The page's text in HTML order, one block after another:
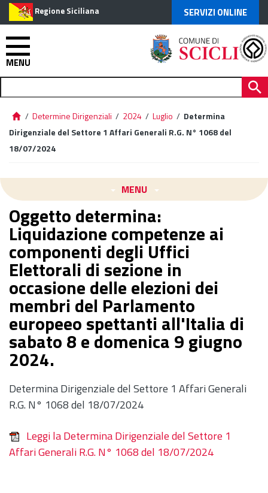
Regione Siciliana SERVIZI ONLINE
MENU
/ Determine Dirigenziali / 2024 / Luglio / Determina
Dirigenziale del Settore 1 Affari Generali R.G. N° 1068 del
18/07/2024
MENU
Oggetto determina:
Liquidazione competenze ai
componenti degli Uffici
Elettorali di sezione in
occasione delle elezioni dei
membri del Parlamento
europeeo spettanti all'Italia di
sabato 8 e domenica 9 giugno
2024.
Determina Dirigenziale del Settore 1 Affari Generali
R.G. N° 1068 del 18/07/2024
Leggi la Determina Dirigenziale del Settore 1
Affari Generali R.G. N° 1068 del 18/07/2024